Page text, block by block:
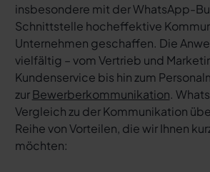
insbesondere mit der WhatsApp-
Schnittstelle hocheffektive
Unternehmen geschaffen. Die
vielfältig – vom Vertrieb und
Kundenservice bis hin zum
zurBewerberkommunikation.
Vergleich zu der Kommunikation
Reihe von Vorteilen, die wir Ihnen
möchten: